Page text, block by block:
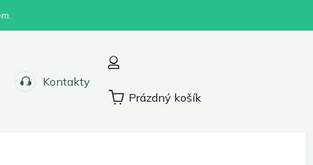
Kontakty
Nákupní
Prázdný košík